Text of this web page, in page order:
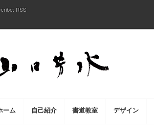
RSS
ーム 自己紹介 書道教室 デザイン